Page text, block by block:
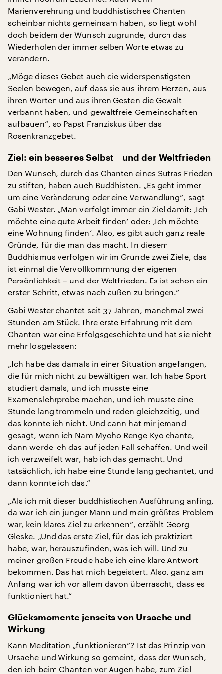
Marienverehrung und buddhistisches Chanten
scheinbar nichts gemeinsam haben, so liegt wohl
doch beidem der Wunsch zugrunde, durch das
Wiederholen der immer selben Worte etwas zu
verändern.
„Möge dieses Gebet auch die widerspenstigsten
Seelen bewegen, auf dass sie aus ihrem Herzen, aus
ihren Worten und aus ihren Gesten die Gewalt
verbannt haben, und gewaltfreie Gemeinschaften
aufbauen“, so Papst Franziskus über das
Rosenkranzgebet.
Ziel: ein besseres Selbst – und der Weltfrieden
Den Wunsch, durch das Chanten eines Sutras Frieden
zu stiften, haben auch Buddhisten. „Es geht immer
um eine Veränderung oder eine Verwandlung“, sagt
Gabi Wester. „Man verfolgt immer ein Ziel damit: ‚Ich
möchte eine gute Arbeit finden‘ oder: ‚Ich möchte
eine Wohnung finden‘. Also, es gibt auch ganz reale
Gründe, für die man das macht. In diesem
Buddhismus verfolgen wir im Grunde zwei Ziele, das
ist einmal die Vervollkommnung der eigenen
Persönlichkeit – und der Weltfrieden. Es ist schon ein
erster Schritt, etwas nach außen zu bringen.“
Gabi Wester chantet seit 37 Jahren, manchmal zwei
Stunden am Stück. Ihre erste Erfahrung mit dem
Chanten war eine Erfolgsgeschichte und hat sie nicht
mehr losgelassen:
„Ich habe das damals in einer Situation angefangen,
die für mich nicht zu bewältigen war. Ich habe Sport
studiert damals, und ich musste eine
Examenslehrprobe machen, und ich musste eine
Stunde lang trommeln und reden gleichzeitig, und
das konnte ich nicht. Und dann hat mir jemand
gesagt, wenn ich Nam Myoho Renge Kyo chante,
dann werde ich das auf jeden Fall schaffen. Und weil
ich verzweifelt war, hab ich das gemacht. Und
tatsächlich, ich habe eine Stunde lang gechantet, und
dann konnte ich das.“
„Als ich mit dieser buddhistischen Ausführung anfing,
da war ich ein junger Mann und mein größtes Problem
war, kein klares Ziel zu erkennen“, erzählt Georg
Gleske. „Und das erste Ziel, für das ich praktiziert
habe, war, herauszufinden, was ich will. Und zu
meiner großen Freude habe ich eine klare Antwort
bekommen. Das hat mich begeistert. Also, ganz am
Anfang war ich vor allem davon überrascht, dass es
funktioniert hat.“
Glücksmomente jenseits von Ursache und
Wirkung
Kann Meditation „funktionieren“? Ist das Prinzip von
Ursache und Wirkung so gemeint, dass der Wunsch,
den ich beim Chanten vor Augen habe, zum Ziel